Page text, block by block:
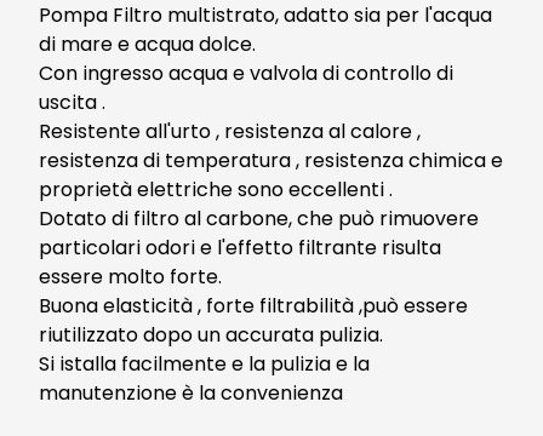
Pompa Filtro multistrato, adatto sia per l'acqua
di mare e acqua dolce.
Con ingresso acqua e valvola di controllo di
uscita .
Resistente all'urto , resistenza al calore ,
resistenza di temperatura , resistenza chimica e
proprietà elettriche sono eccellenti .
Dotato di filtro al carbone, che può rimuovere
particolari odori e l'effetto filtrante risulta
essere molto forte.
Buona elasticità , forte filtrabilità ,può essere
riutilizzato dopo un accurata pulizia.
Si istalla facilmente e la pulizia e la
manutenzione è la convenienza